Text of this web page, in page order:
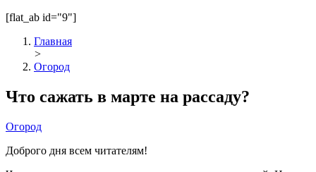
[flat_ab id="9"]
Главная
>
Огород
Что сажать в марте на рассаду?
Огород
Доброго дня всем читателям!